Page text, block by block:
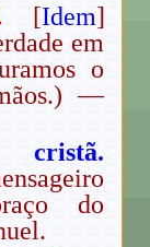
[Idem]
em
o
—
cristã.
do